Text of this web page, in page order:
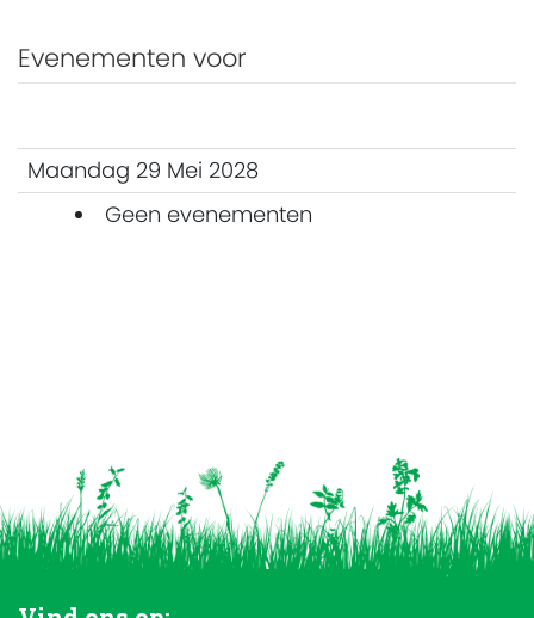
Evenementen voor
Maandag 29 Mei 2028
Geen evenementen